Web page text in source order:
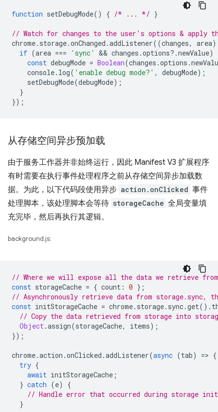
function setDebugMode() { /* ... */ }
// Watch for changes to the user's options & apply
chrome. storage.onChanged .addListener((changes, area)
if (area === 'sync' && changes .options? .newValue)
const debugMode = Boolean(changes .options .
console. log( 'enable debug mode?' , debugMode);
setDebugMode(debugMode);
}
});
从存储空间异步预加载
由于服务工作器并非始终运行，因此 Manifest V3 扩展程序
有时需要在执行事件处理程序之前从存储空间异步加载数
据。为此，以下代码段使用异步 action.onClicked 事件
处理脚本，该处理脚本会等待 storageCache 全局变量填
充完毕，然后再执行其逻辑。
background.js:
// Where we will expose all the data we retrieve
const storageCache = { count : 0 };
// Asynchronously retrieve data from storage.sync,
const initStorageCache = chrome. storage. sync.get().
// Copy the data retrieved from storage into
Object.assign(storageCache, items);
});
chrome.action .onClicked .addListener(async (tab) => {
try {
await initStorageCache ;
} catch (e)
{
// Handle error that occurred during storage
}